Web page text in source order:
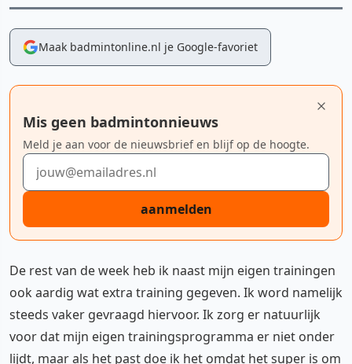
Maak badmintonline.nl je Google-favoriet
Mis geen badmintonnieuws
Meld je aan voor de nieuwsbrief en blijf op de hoogte.
E-mailadres
aanmelden
De rest van de week heb ik naast mijn eigen trainingen
ook aardig wat extra training gegeven. Ik word namelijk
steeds vaker gevraagd hiervoor. Ik zorg er natuurlijk
voor dat mijn eigen trainingsprogramma er niet onder
lijdt, maar als het past doe ik het omdat het super is om